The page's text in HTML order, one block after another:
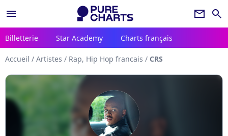
menu newsletter search
Billetterie Star Academy Charts français
Accueil / Artistes / Rap, Hip Hop francais / CRS